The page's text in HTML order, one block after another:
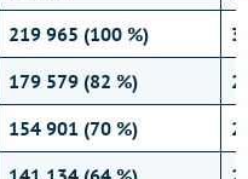
219 965 (100 %)
179 579 (82 %)
154 901 (70 %)